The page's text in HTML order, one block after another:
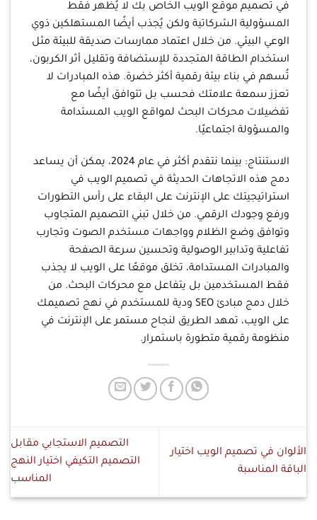
في تصميم موقع الويب الخاص بك لا يُظهر فقط
المسؤولية الشركاتية ولكن يُجذب أيضًا المستهلكين ذوي
الوعي البيئي. من خلال اعتماد ممارسات صديقة للبيئة مثل
استخدام الطاقة المتجددة للإستضافة وتقليل أثر الكربون،
تُسهم في بناء بيئة رقمية أكثر خضرة. هذه المبادرات لا
تعزز سمعة علامتك فحسب بل تتوافق أيضًا مع
تفضيلات محركات البحث لمواقع الويب المستدامة
والمسؤولة اجتماعيًا.
الاستنتاج: بينما نتقدم أكثر في عام 2024، يمكن أن يساعد
دمج هذه الاتجاهات الحديثة في تصميم الويب في
استراتيجيتك على الإنترنت على البقاء على رأس التطورات
ورفع وجودك الرقمي. من خلال تبني التصميم المتجاوب
وتوافق وضع الظلام وواجهات مستخدم الصوت وتجارب
تفاعلية وتدابير الوصولية وتحسين سرعة الصفحة
والمبادرات المستدامة، تخلق موقعًا على الويب لا يجذب
فقط المستخدمين بل يتفاعل مع محركات البحث. من
خلال دمج مبادئ SEO ودية للمستخدم في نهج تصميمك
على الويب، تمهد الطريق لنجاح مستمر على الإنترنت في
منظومة رقمية متطورة باستمرار.
الألوان في تصميم الويب اختيار
الباقة المناسبة
التصميم الاستجابي مقابل
التصميم التكيفي اختيار النهج
المناسب